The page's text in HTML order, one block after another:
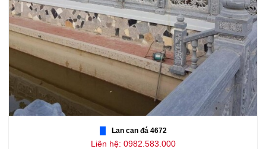
Lan can đá 4672
Liên hệ: 0982.583.000